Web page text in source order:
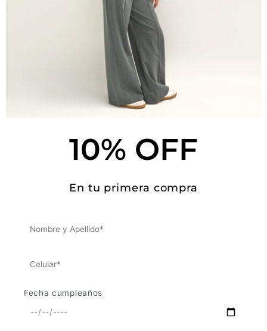
Envíos y tiempos de entrega
Tallas y medidas
Este producto no está disponible porque no quedan existencias.
APOYA LO LOCAL
10% OFF
En tu primera compra
Fecha cumpleaños